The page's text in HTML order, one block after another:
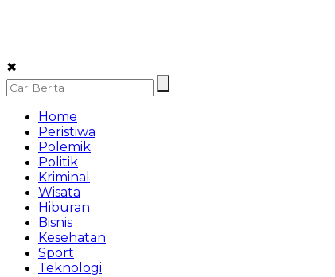
✖
Home
Peristiwa
Polemik
Politik
Kriminal
Wisata
Hiburan
Bisnis
Kesehatan
Sport
Teknologi